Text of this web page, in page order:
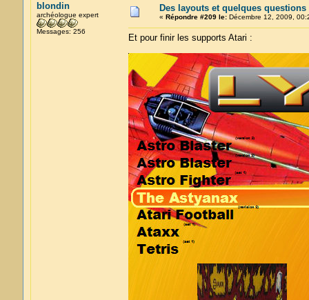
blondin
archéologue expert
Messages: 256
Des layouts et quelques questions
« Répondre #209 le:Décembre 12, 2009,
Et pour finir les supports Atari :